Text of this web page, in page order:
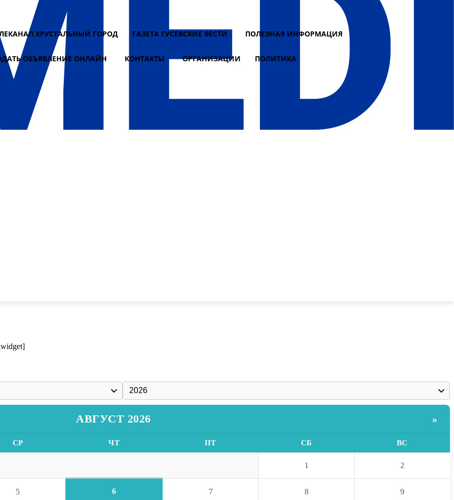
ХРУСТАЛЬНЫЙ ГОРОД ГАЗЕТА ГУСЕВСКИЕ ВЕСТИ ПОЛЕЗНАЯ ИНФОРМАЦИЯ
ОБЪЯВЛЕНИЕ ОНЛАЙН КОНТАКТЫ ОРГАНИЗАЦИИ ПОЛИТИКА
АВГУСТ 2026 »
СР ЧТ ПТ СБ ВС
1 2
5 6 7 8 9